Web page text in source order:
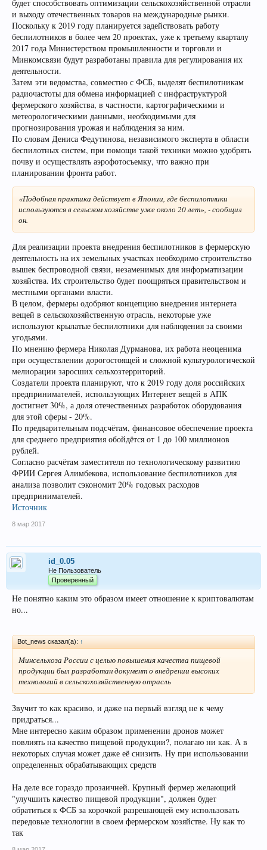
будет способствовать оптимизации сельскохозяйственной отрасли
и выходу отечественных товаров на международные рынки.
Поскольку к 2019 году планируется задействовать работу
беспилотников в более чем 20 проектах, уже к третьему кварталу
2017 года Министерством промышленности и торговли и
Минкомсвязи будут разработаны правила для регулирования их
деятельности.
Затем эти ведомства, совместно с ФСБ, выделят беспилотникам
радиочастоты для обмена информацией с инфраструктурой
фермерского хозяйства, в частности, картографическими и
метеорологическими данными, необходимыми для
прогнозирования урожая и наблюдения за ним.
По словам Дениса Федутинова, независимого эксперта в области
беспилотных систем, при помощи такой техники можно удобрять
почву и осуществлять аэрофотосъемку, что важно при
планировании фронта работ.
«Подобная практика действует в Японии, где беспилотники
используются в сельском хозяйстве уже около 20 лет», - сообщил
он.
Для реализации проекта внедрения беспилотников в фермерскую
деятельность на их земельных участках необходимо строительство
вышек беспроводной связи, незаменимых для информатизации
хозяйства. Их строительство будет поощряться правительством и
местными органами власти.
В целом, фермеры одобряют концепцию внедрения интернета
вещей в сельскохозяйственную отрасль, некоторые уже
используют крылатые беспилотники для наблюдения за своими
угодьями.
По мнению фермера Николая Дурманова, их работа неоценима
при осуществлении дорогостоящей и сложной культурологической
мелиорации заросших сельхозтерриторий.
Создатели проекта планируют, что к 2019 году доля российских
предпринимателей, использующих Интернет вещей в АПК
достигнет 30%, а доля отечественных разработок оборудования
для этой сферы - 20%.
По предварительным подсчётам, финансовое обеспечение проекта
для среднего предприятия обойдётся от 1 до 100 миллионов
рублей.
Согласно расчётам заместителя по технологическому развитию
ФРИИ Сергея Алимбекова, использование беспилотников для
анализа позволит сэкономит 20% годовых расходов
предпринимателей.
Источник
8 мар 2017
id_0.05
Не Пользователь
Проверенный
Не понятно каким это образом имеет отношение к криптовалютам
но...
Bot_news сказал(а): ↑
Минсельхоза России с целью повышения качества пищевой
продукции был разработан документ о внедрении высоких
технологий в сельскохозяйственную отрасль
Звучит то как красиво, и даже на первый взгляд не к чему
придраться...
Мне интересно каким образом применении дронов может
повлиять на качество пищевой продукции?, полагаю ни как. А в
некоторых случая может даже её снизить. Ну при использовании
определенных обрабатывающих средств
На деле все гораздо прозаичней. Крупный фермер желающий
"улучшить качество пищевой продукции", должен будет
обратиться к ФСБ за корочкой разрешающей ему использовать
передовые технологии в своем фермерском хозяйстве. Ну как то
так